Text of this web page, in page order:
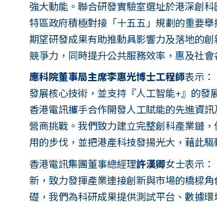
強大動能。聯合研發實驗室選址於港深創
特區政府積極對接「十五五」規劃的重要
期望研發成果有助推動具影響力及落地的
競爭力，同時提升公共服務效率，惠及社會
應科院董事局主席李惠光博士工程師表示：
發展核心技術，並支持『人工智能+』的發
香港電訊攜手合作開發人工賦能的先進資
營商挑戰。我們致力建立完整創科產業鏈
用的步伐，並把港產科技發揚光大，藉此驅
香港電訊集團董事總經理許漢卿女士表示
新，致力發揮產業連接創新與市場的橋樑
礎，我們為科研成果提供測試平台、數據